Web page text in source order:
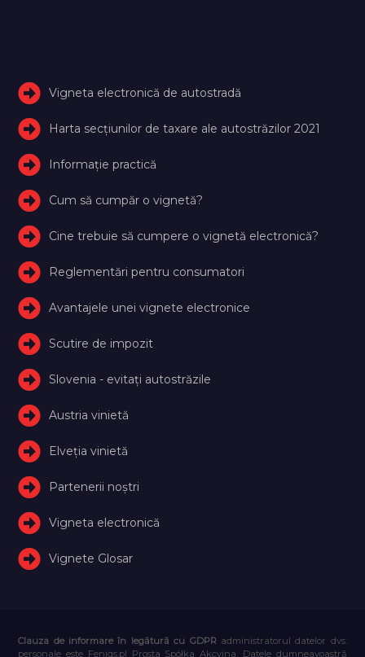
Vigneta electronică de autostradă
Harta secțiunilor de taxare ale autostrăzilor 2021
Informație practică
Cum să cumpăr o vignetă?
Cine trebuie să cumpere o vignetă electronică?
Reglementări pentru consumatori
Avantajele unei vignete electronice
Scutire de impozit
Slovenia - evitați autostrăzile
Austria vinietă
Elveţia vinietă
Partenerii noștri
Vigneta electronică
Vignete Glosar
Clauza de informare în legătură cu GDPR administratorul datelor dvs.
personale este Feniqs.pl Prosta Spółka Akcyjna. Datele dumneavoastră